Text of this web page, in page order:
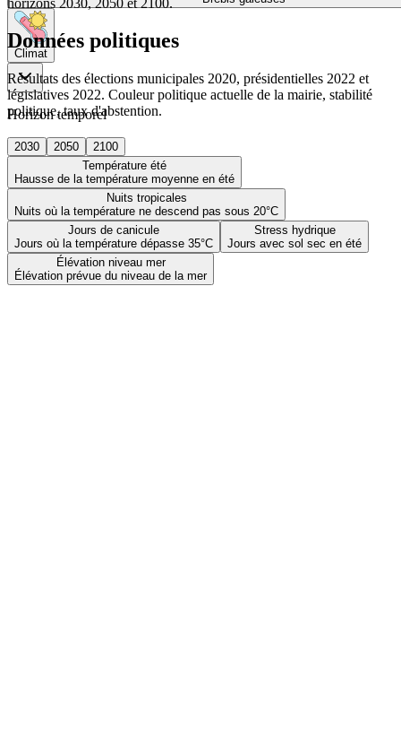
Climat
Horizon temporel
2030 2050
2100
Température été
Hausse de la température moyenne en été
Nuits tropicales
Nuits où la température ne descend pas sous 20°C
Jours de canicule
Jours où la température dépasse 35°C
Stress hydrique
Jours avec sol sec en été
Élévation niveau mer
Élévation prévue du niveau de la mer
Données politiques
Résultats des élections municipales 2020, présidentielles 2022 et
législatives 2022. Couleur politique actuelle de la mairie, stabilité
politique, taux d'abstention.